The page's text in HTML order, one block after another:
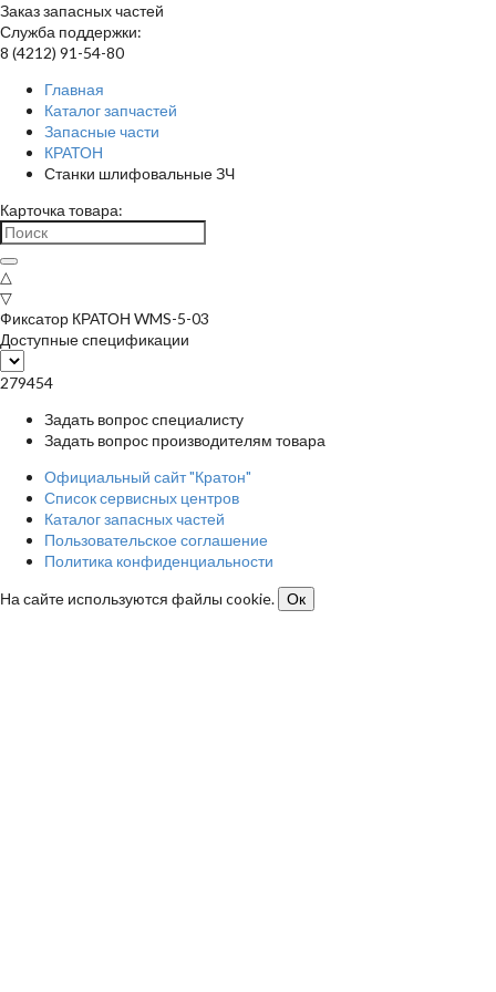
Заказ запасных частей
Служба поддержки:
8 (4212) 91-54-80
Главная
Каталог запчастей
Запасные части
КРАТОН
Станки шлифовальные ЗЧ
Карточка товара:
△
▽
Фиксатор КРАТОН WMS-5-03
Доступные спецификации
279454
Задать вопрос специалисту
Задать вопрос производителям товара
Официальный сайт "Кратон"
Список сервисных центров
Каталог запасных частей
Пользовательское соглашение
Политика конфиденциальности
На сайте используются файлы cookie.
Ок